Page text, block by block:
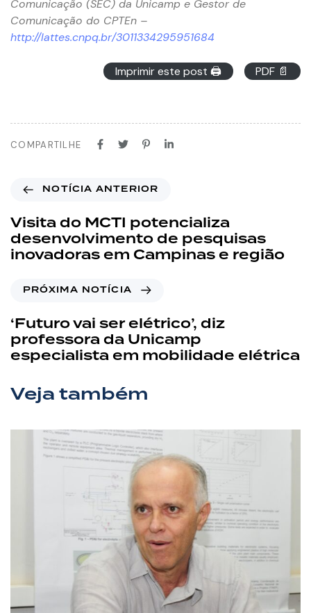
Comunicação (SEC) da Unicamp e Gestor de
Comunicação do CPTEn –
http://lattes.cnpq.br/3011334295951684
Imprimir este post 🖨 PDF 📄
COMPARTILHE
NOTÍCIA ANTERIOR
Visita do MCTI potencializa
desenvolvimento de pesquisas
inovadoras em Campinas e região
PRÓXIMA NOTÍCIA
‘Futuro vai ser elétrico’, diz
professora da Unicamp
especialista em mobilidade elétrica
Veja também